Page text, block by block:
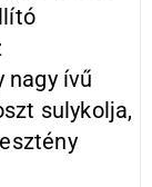
nagy ívű
sulykolja,